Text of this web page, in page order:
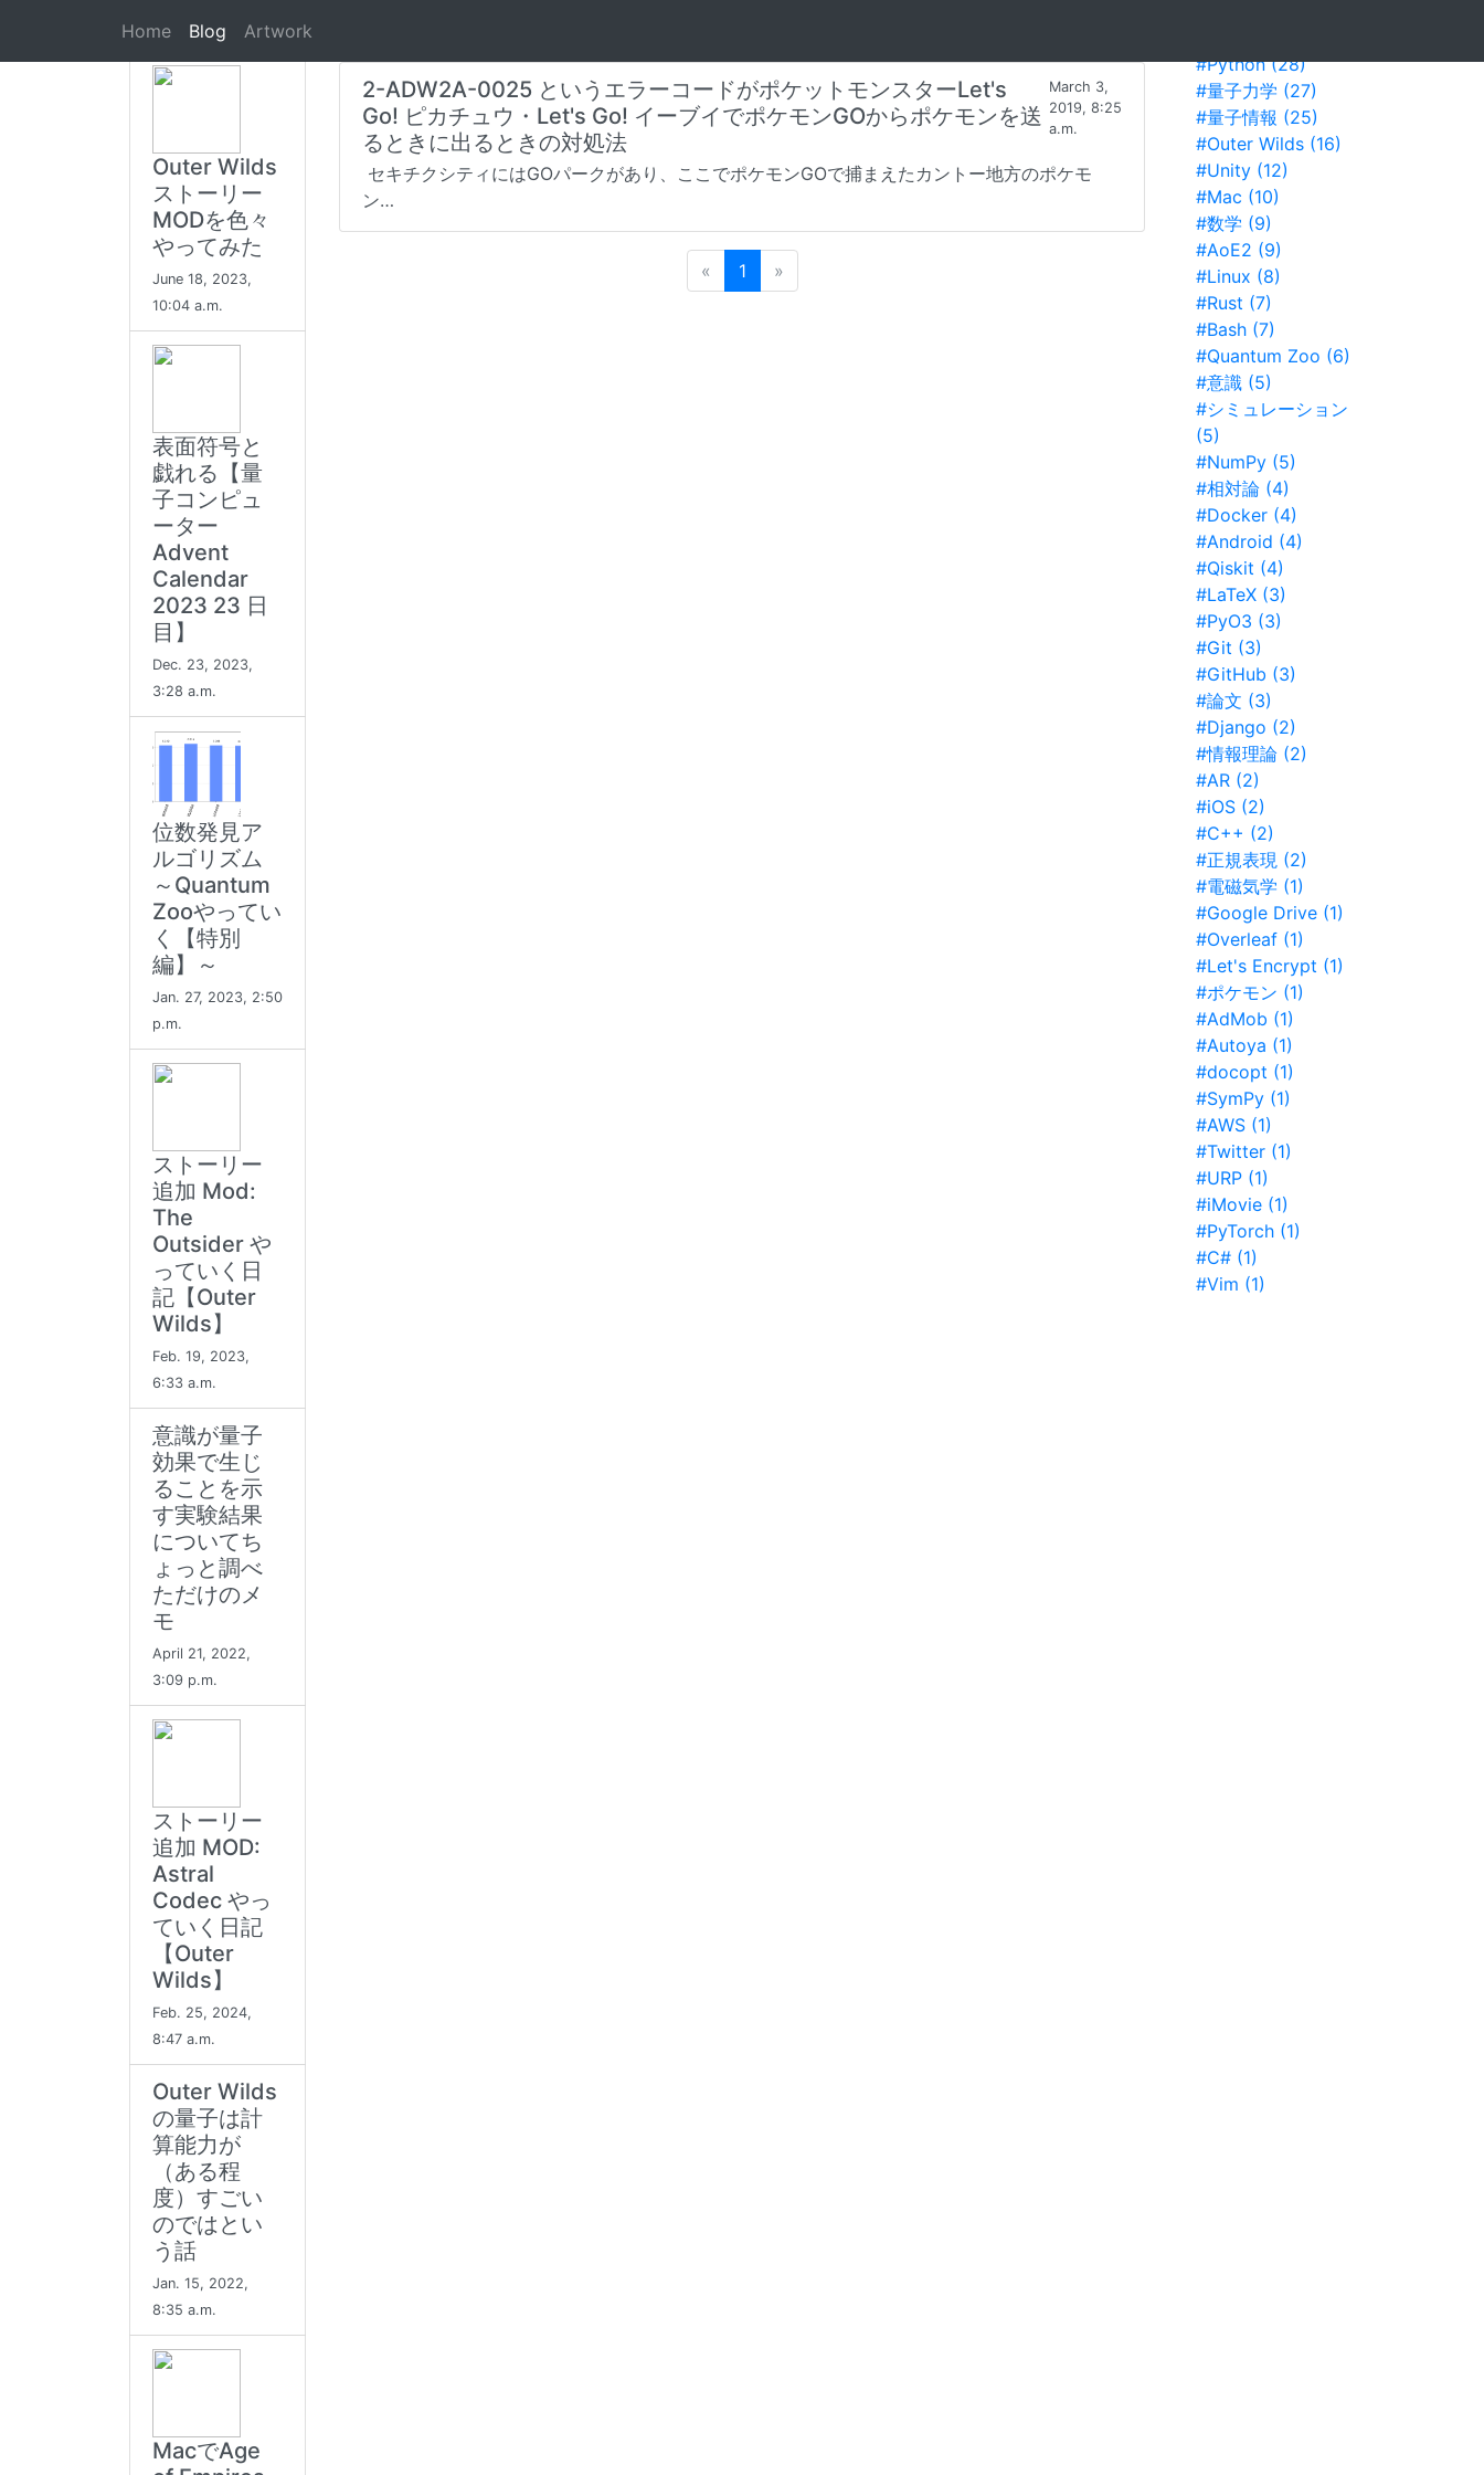
Home Blog Artwork
Top 8
Outer Wilds
ストーリー
MODを色々
やってみた
June 18, 2023,
10:04 a.m.
表面符号と
戯れる【量
子コンピュ
ーター
Advent
Calendar
2023 23 日
目】
Dec. 23, 2023,
3:28 a.m.
位数発見ア
ルゴリズム
～Quantum
Zooやってい
く【特別
編】～
Jan. 27, 2023, 2:50
p.m.
ストーリー
追加 Mod:
The
Outsider や
っていく日
記【Outer
Wilds】
Feb. 19, 2023,
6:33 a.m.
意識が量子
効果で生じ
ることを示
す実験結果
についてち
ょっと調べ
ただけのメ
モ
April 21, 2022,
3:09 p.m.
ストーリー
追加 MOD:
Astral
Codec やっ
ていく日記
【Outer
Wilds】
Feb. 25, 2024,
8:47 a.m.
Outer Wilds
の量子は計
算能力が
（ある程
度）すごい
のではとい
う話
Jan. 15, 2022,
8:35 a.m.
MacでAge
2-ADW2A-0025 というエラーコードがポケットモンスターLet's
Go! ピカチュウ・Let's Go! イーブイでポケモンGOからポケモンを送
るときに出るときの対処法
March 3,
2019, 8:25
a.m.
セキチクシティにはGOパークがあり、ここでポケモンGOで捕まえたカントー地方のポケモ
ン…
« Previous
1 »
#Python (28)
#量子力学 (27)
#量子情報 (25)
#Outer Wilds (16)
#Unity (12)
#Mac (10)
#数学 (9)
#AoE2 (9)
#Linux (8)
#Rust (7)
#Bash (7)
#Quantum Zoo (6)
#意識 (5)
#シミュレーション
(5)
#NumPy (5)
#相対論 (4)
#Docker (4)
#Android (4)
#Qiskit (4)
#LaTeX (3)
#PyO3 (3)
#Git (3)
#GitHub (3)
#論文 (3)
#Django (2)
#情報理論 (2)
#AR (2)
#iOS (2)
#C++ (2)
#正規表現 (2)
#電磁気学 (1)
#Google Drive (1)
#Overleaf (1)
#Let's Encrypt (1)
#ポケモン (1)
#AdMob (1)
#Autoya (1)
#docopt (1)
#SymPy (1)
#AWS (1)
#Twitter (1)
#URP (1)
#iMovie (1)
#PyTorch (1)
#C# (1)
#Vim (1)